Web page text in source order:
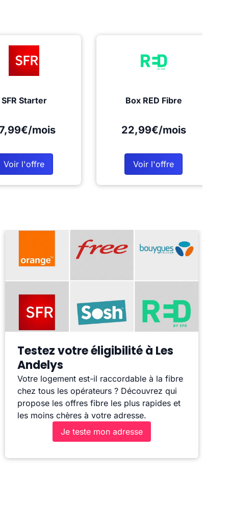
SFR Starter
mois
Voir l'offre
Box RED Fibre
22,99€/mois
Voir l'offre
Testez votre éligibilité à Les
Andelys
Votre logement est-il raccordable à la fibre
chez tous les opérateurs ? Découvrez qui
propose les offres fibre les plus rapides et
les moins chères à votre adresse.
Je teste mon adresse